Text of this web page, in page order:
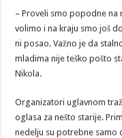
– Proveli smo popodne na
volimo i na kraju smo još
ni posao. Važno je da
mladima nije teško pošto
Nikola.
Organizatori uglavnom
oglasa za nešto starije.
nedelju su potrebne samo